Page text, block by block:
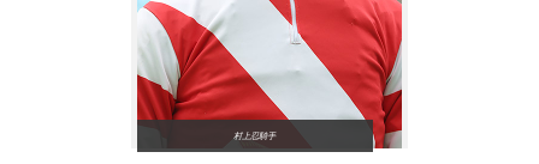
村上忍騎手